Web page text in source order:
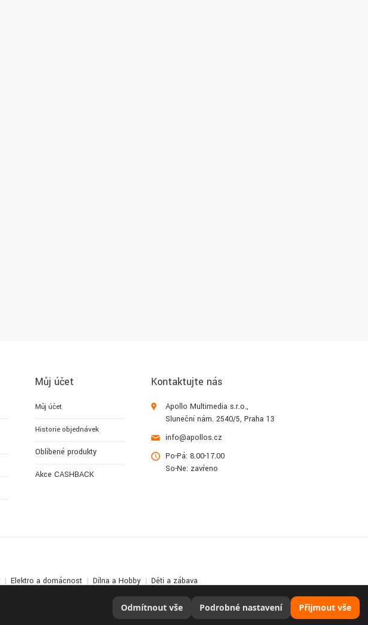
Odmítnout vše Podrobné nastavení Přijmout vše
Můj účet
Můj účet
Historie objednávek
Oblíbené produkty
Akce CASHBACK
Kontaktujte nás
Apollo Multimedia s.r.o.,
Sluneční nám. 2540/5, Praha 13
info@apollos.cz
Po-Pá: 8.00-17.00
So-Ne: zavřeno
Elektro a domácnost Dílna a Hobby
Děti a zábava